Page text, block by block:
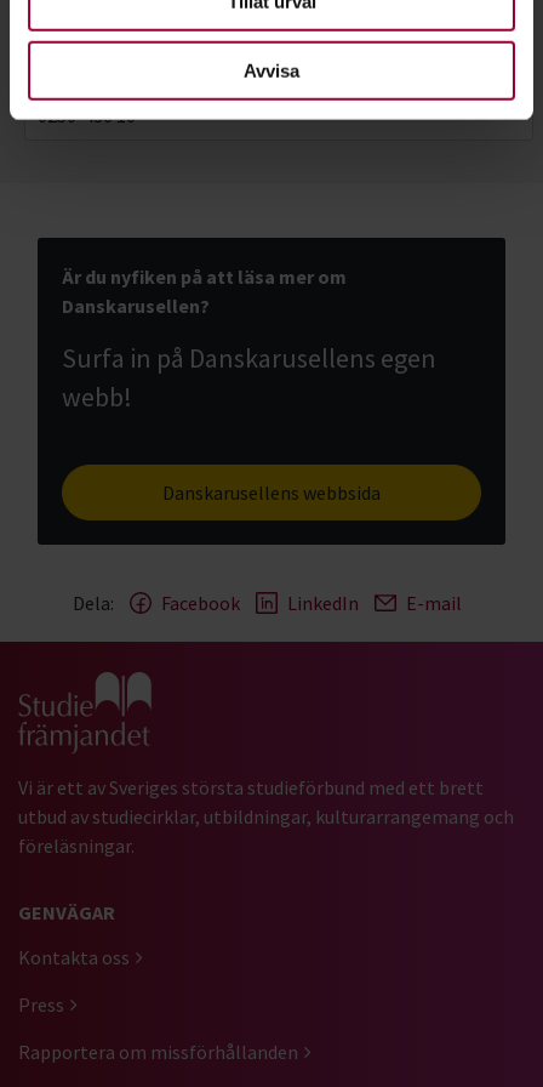
Avvisa
Jörgen Nohrin
Folkbildningsutvecklare Natur & Kultur
0250-436 10
Är du nyfiken på att läsa mer om
Danskarusellen?
Surfa in på Danskarusellens egen
webb!
Danskarusellens webbsida
Dela: Facebook LinkedIn E-mail
Gå till studiefrämjandets startsida
Vi är ett av Sveriges största studieförbund med ett brett
utbud av studiecirklar, utbildningar, kulturarrangemang och
föreläsningar.
GENVÄGAR
Kontakta oss
Press
Rapportera om missförhållanden